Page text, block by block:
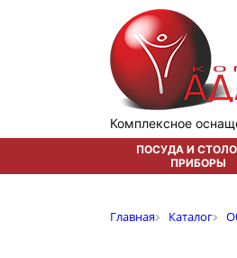
Комплексное
ПОСУДА И
ПРИБОРЫ
Главная Каталог